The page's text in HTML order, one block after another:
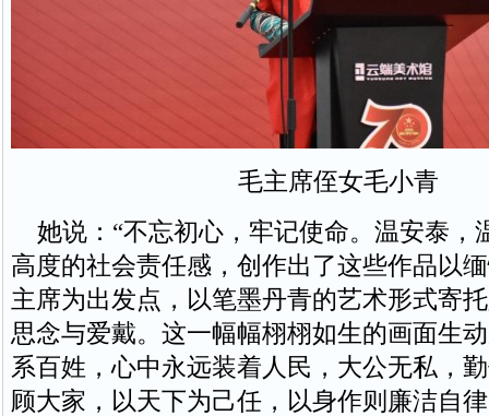
毛主席侄女毛小青
她说：“不忘初心，牢记使命。温安泰，
高度的社会责任感，创作出了这些作品以
主席为出发点，以笔墨丹青的艺术形式寄
思念与爱戴。这一幅幅栩栩如生的画面生
系百姓，心中永远装着人民，大公无私，
顾大家，以天下为己任，以身作则廉洁自